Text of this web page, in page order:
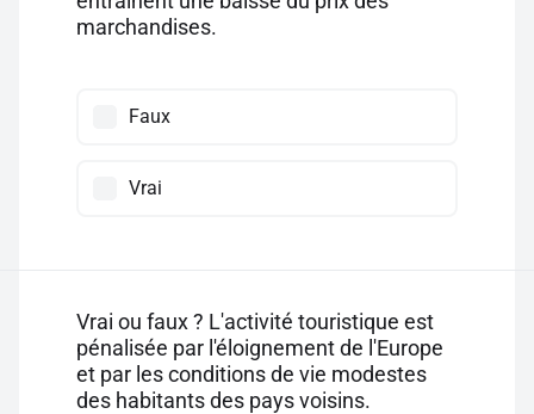
marchandises.
Faux
Vrai
Vrai ou faux ? L'activité touristique est
pénalisée par l'éloignement de l'Europe
et par les conditions de vie modestes
des habitants des pays voisins.